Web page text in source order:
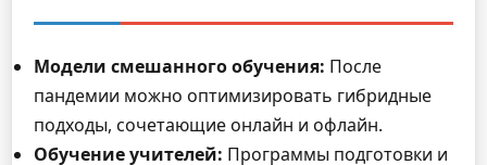
Модели смешанного обучения: После
пандемии можно оптимизировать гибридные
подходы, сочетающие онлайн и офлайн.
Обучение учителей: Программы подготовки и